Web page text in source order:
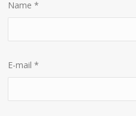
Name*
E-mail*